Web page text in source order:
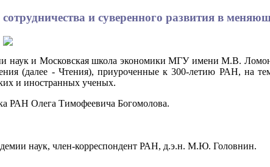
и суверенного развития в
наук и Московская школа экономики МГУ имени М.В.
(далее - Чтения), приуроченные к 300-летию РАН, на
и иностранных ученых.
РАН Олега Тимофеевича Богомолова.
наук, член-корреспондент РАН, д.э.н. М.Ю. Головнин.